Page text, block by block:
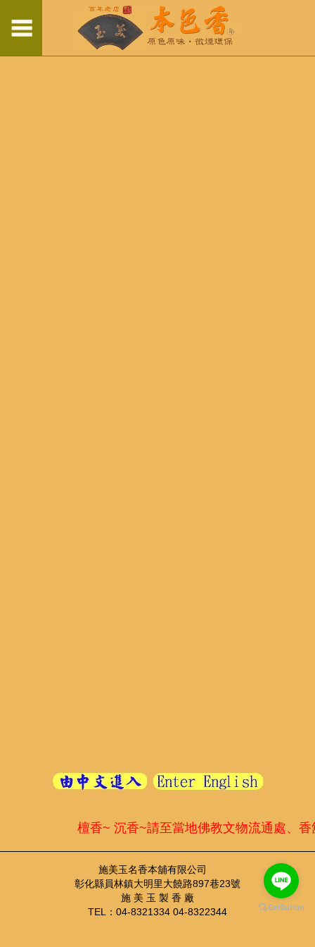
檀香~ 沉香~請至當地佛教文物流通處、
施美玉名香本舖有限公司
彰化縣員林鎮大明里大饒路897巷23號
施 美 玉 製 香 廠
TEL：04-8321334 04-8322344